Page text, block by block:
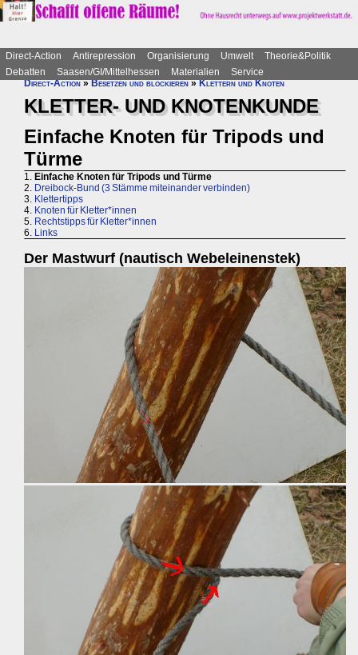
Direct-Action Antirepression Organisierung Umwelt
Theorie&Politik
Debatten
Saasen/GI/Mittelhessen Materialien
Service
Direct-Action»Besetzen und blockieren»Klettern und Knoten
KLETTER- UND KNOTENKUNDE
Einfache Knoten für Tripods und
Türme
1. Einfache Knoten für Tripods und Türme
2. Dreibock-Bund (3 Stämme miteinander verbinden)
3. Klettertipps
4. Knoten für Kletter*innen
5. Rechtstipps für Kletter*innen
6. Links
Der Mastwurf (nautisch Webeleinenstek)